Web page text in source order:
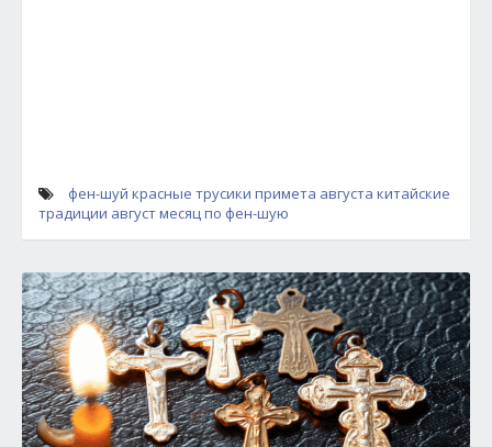
фен-шуй красные трусики примета августа китайские
традиции август месяц по фен-шую